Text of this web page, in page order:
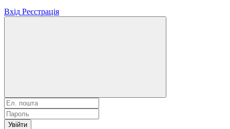
Вхід Реєстрація
Увійти